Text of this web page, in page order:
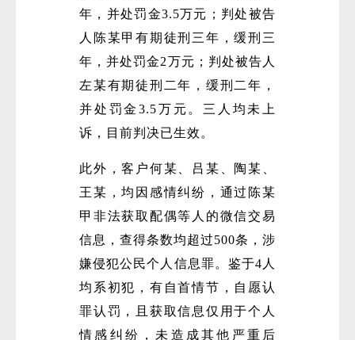
年，并处罚金3.5万元；判处被告
人陈某甲有期徒刑三年，缓刑三
年，并处罚金2万元；判处被告人
左某有期徒刑二年，缓刑二年，
并处罚金3.5万元。三人均未上
诉，目前判决已生效。
此外，客户何某、吕某、陶某、
王某，均因感情纠纷，通过陈某
甲非法获取配偶等人的微信交易
信息，查得条数均超过500条，涉
嫌侵犯公民个人信息罪。鉴于4人
均系初犯，有自首情节，自愿认
罪认罚，且获取信息仅用于个人
情感纠纷，未造成其他严重后